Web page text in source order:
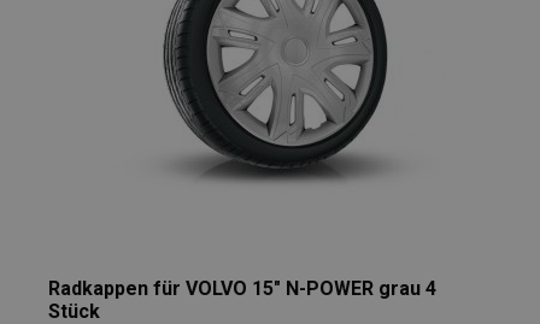
Radkappen für VOLVO 15" N-POWER grau 4
Stück